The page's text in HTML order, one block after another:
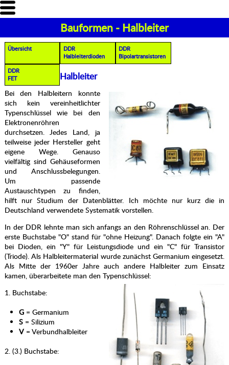
Bauformen - Halbleiter
Übersicht
DDR
Halbleiterdioden
DDR
Bipolartransistoren
DDR
FET
Halbleiter
Bei den Halbleitern konnte
sich kein vereinheitlichter
Typenschlüssel wie bei den
Elektronenröhren
durchsetzen. Jedes Land, ja
teilweise jeder Hersteller geht
eigene Wege. Genauso
vielfältig sind Gehäuseformen
und Anschlussbelegungen.
Um passende
Austauschtypen zu finden,
hilft nur Studium der Datenblätter. Ich möchte nur kurz die in
Deutschland verwendete Systematik vorstellen.
In der DDR lehnte man sich anfangs an den Röhrenschlüssel an. Der
erste Buchstabe "O" stand für "ohne Heizung". Danach folgte ein "A"
bei Dioden, ein "Y" für Leistungsdiode und ein "C" für Transistor
(Triode). Als Halbleitermaterial wurde zunächst Germanium eingesetzt.
Als Mitte der 1960er Jahre auch andere Halbleiter zum Einsatz
kamen, überarbeitete man den Typenschlüssel:
1. Buchstabe:
G= Germanium
S= Silizium
V= Verbundhalbleiter
2. (3.) Buchstabe: